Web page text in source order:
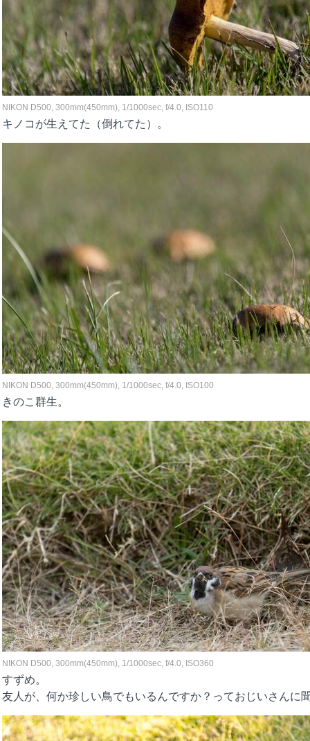
NIKON D500, 300mm(450mm), 1/1000sec, f/4.0, ISO110
キノコが生えてた（倒れてた）。
NIKON D500, 300mm(450mm), 1/1000sec, f/4.0, ISO100
きのこ群生。
NIKON D500, 300mm(450mm), 1/1000sec, f/4.0, ISO360
すずめ。
友人が、何か珍しい鳥でもいるんですか？っておじいさんに